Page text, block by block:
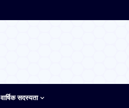
वार्षिक सदस्यता